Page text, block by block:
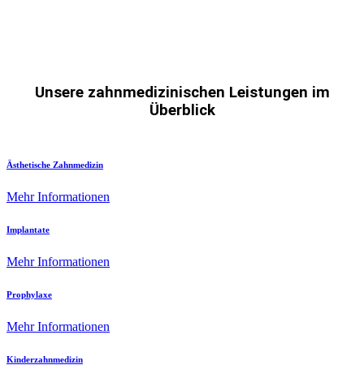
Unsere zahnmedizinischen Leistungen im
Überblick
Ästhetische Zahnmedizin
Mehr Informationen
Implantate
Mehr Informationen
Prophylaxe
Mehr Informationen
Kinderzahnmedizin